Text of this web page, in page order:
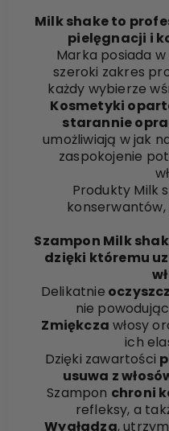
Milk shake to
pielęgnacji i
Marka posiada
szeroki zakres
każdy wybierze
Kosmetyki
starannie
umożliwiają w jak
zaspokojenie
Produkty Milk
konserwantów,
Szampon Milk
dzięki któremu
Delikatnie
nie
Zmiękcza włosy
ich
Dzięki zawartości
usuwa z
Szampon chroni
refleksy, a
Wygładza,